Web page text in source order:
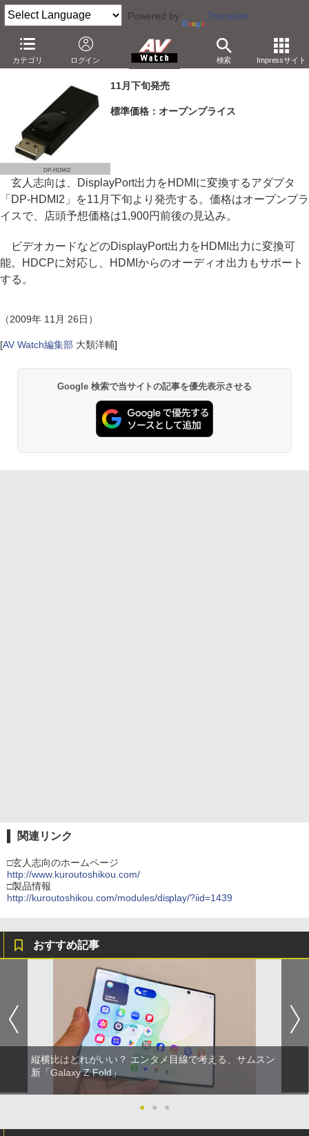
Powered by Translate
カテゴリ ログイン 検索 Impressサイト
玄人志向、DisplayPort出力をHDMIに変換するアダプタ
－実売1,900円の「DP-HDMI2」。HDCP対応
DP-HDMI2
11月下旬発売
標準価格：オープンプライス
玄人志向は、DisplayPort出力をHDMIに変換するアダプタ
「DP-HDMI2」を11月下旬より発売する。価格はオープンプラ
イスで、店頭予想価格は1,900円前後の見込み。
ビデオカードなどのDisplayPort出力をHDMI出力に変換可
能。HDCPに対応し、HDMIからのオーディオ出力もサポート
する。
（2009年 11月 26日）
[AV Watch編集部 大類洋輔]
Google 検索で当サイトの記事を優先表示させる
関連リンク
□玄人志向のホームページ
http://www.kuroutoshikou.com/
□製品情報
http://kuroutoshikou.com/modules/display/?iid=1439
おすすめ記事
縦横比はどれがいい？ エンタメ目線で考える、サムスン
新「Galaxy Z Fold」
● ● ●